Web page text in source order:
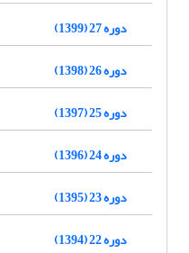
دوره 27 (1399)
دوره 26 (1398)
دوره 25 (1397)
دوره 24 (1396)
دوره 23 (1395)
دوره 22 (1394)